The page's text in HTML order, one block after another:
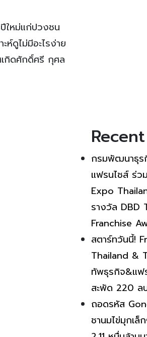
ใหม่แก่ปวงชน
ดูไม่มีอะไรง่าย
กิดศักดิ์ศรี กุศล
กรมพัฒนาธุ
แฟรนไชส์ ร่ว
Expo
รางวัล DBD
Franchise
สตาร์ทวันนี้!
Thailand &
ทัพธุรกิจ&แฟ
สะพัด 220 ล
ถอดรหัส
ชานมไข่มุกเ